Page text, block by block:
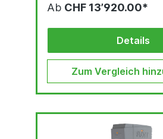
OLED-Display Robuste, qualitativ hochwertige
Front LED-Beleuchtung Schnell verstellbarer und
ergonomischer Bohrtiefenanschlag
Ab CHF 13’920.00*
Details
Zum Vergleich